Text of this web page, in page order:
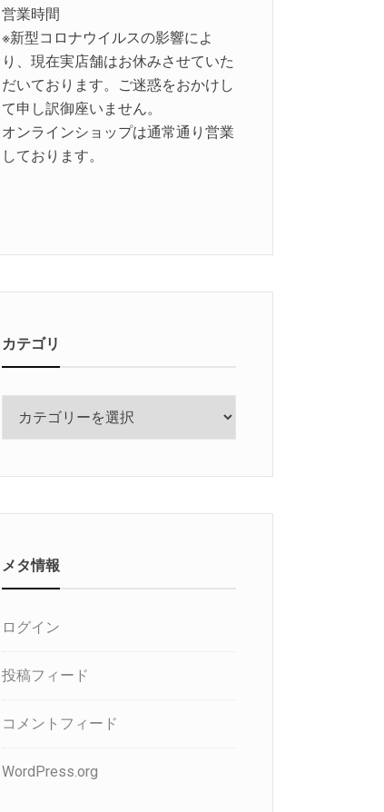
営業時間
※新型コロナウイルスの影響によ
り、現在実店舗はお休みさせていた
だいております。ご迷惑をおかけし
て申し訳御座いません。
オンラインショップは通常通り営業
しております。
カテゴリ
リ
メタ情報
ログイン
投稿フィード
コメントフィード
WordPress.org